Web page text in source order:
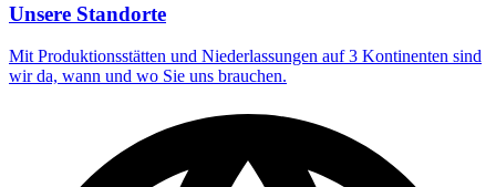
Unsere Standorte
Mit Produktionsstätten und Niederlassungen auf 3 Kontinenten sind
wir da, wann und wo Sie uns brauchen.